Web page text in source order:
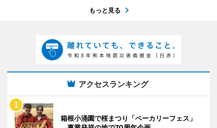
もっと見る
アクセスランキング
箱根小涌園で桜まつり「ベーカリーフェス」